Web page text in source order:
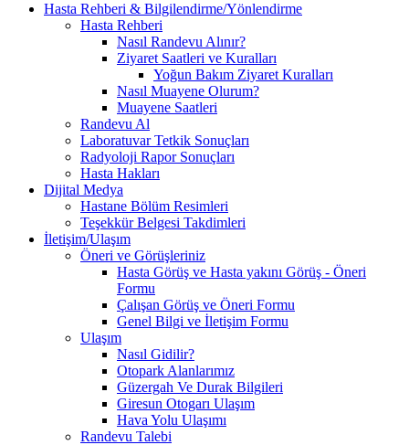
Hasta Rehberi & Bilgilendirme/Yönlendirme
Hasta Rehberi
Nasıl Randevu Alınır?
Ziyaret Saatleri ve Kuralları
Yoğun Bakım Ziyaret Kuralları
Nasıl Muayene Olurum?
Muayene Saatleri
Randevu Al
Laboratuvar Tetkik Sonuçları
Radyoloji Rapor Sonuçları
Hasta Hakları
Dijital Medya
Hastane Bölüm Resimleri
Teşekkür Belgesi Takdimleri
İletişim/Ulaşım
Öneri ve Görüşleriniz
Hasta Görüş ve Hasta yakını Görüş - Öneri
Formu
Çalışan Görüş ve Öneri Formu
Genel Bilgi ve İletişim Formu
Ulaşım
Nasıl Gidilir?
Otopark Alanlarımız
Güzergah Ve Durak Bilgileri
Giresun Otogarı Ulaşım
Hava Yolu Ulaşımı
Randevu Talebi